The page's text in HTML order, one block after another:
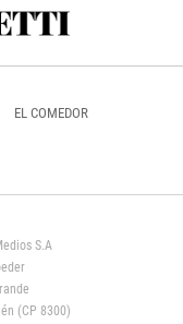
EL COMEDOR
S.A
(CP 8300)